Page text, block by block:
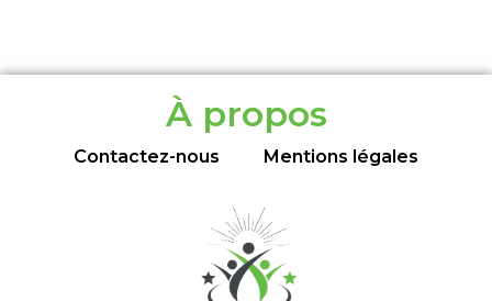
À propos
Contactez-nous Mentions légales